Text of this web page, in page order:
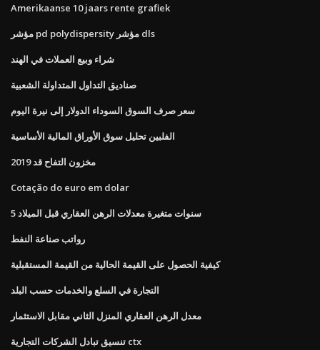
Amerikaanse 10 jaars rente grafiek
مؤشر pd polydispersity مؤشر dls
شراء وبيع العملات في الهند
صناديق التداول المتداولة الشعبية
سعر صرف السوق السوداء الدولار إلى نيرة اليوم
الفلبين تحليل سوق الأوراق المالية الأساسية
مخزون التفاح قد 2019
Cotação do euro em dolar
5 سنوات متغيرة معدلات الرهن العقاري قبل الميلاد
رواتب صناعة النفط
كيفية الحصول على القيمة الحالية من القيمة المستقبلية
التجارة في السلع والخدمات حسب البلد
معدل الرهن العقاري المنزل الثاني مقابل الاستثمار
تنسيق تبادل الشركات التجارية ctx